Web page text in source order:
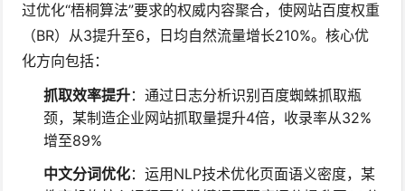
过优化“梧桐算法”要求的权威内容聚合，使网站百度权重
（BR）从3提升至6，日均自然流量增长210%。核心优
化方向包括：
抓取效率提升：通过日志分析识别百度蜘蛛抓取瓶
颈，某制造企业网站抓取量提升4倍，收录率从32%
增至89%
中文分词优化：运用NLP技术优化页面语义密度，某